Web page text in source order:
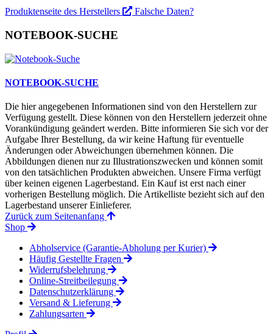
Produktenseite des Herstellers Falsche Daten?
NOTEBOOK-SUCHE
NOTEBOOK-SUCHE
Die hier angegebenen Informationen sind von den Herstellern zur
Verfügung gestellt. Diese können von den Herstellern jederzeit ohne
Vorankündigung geändert werden. Bitte informieren Sie sich vor der
Aufgabe Ihrer Bestellung, da wir keine Haftung für eventuelle
Änderungen oder Abweichungen übernehmen können. Die
Abbildungen dienen nur zu Illustrationszwecken und können somit
von den tatsächlichen Produkten abweichen. Unsere Firma verfügt
über keinen eigenen Lagerbestand. Ein Kauf ist erst nach einer
vorherigen Bestellung möglich. Die Artikelliste bezieht sich auf den
Lagerbestand unserer Einlieferer.
Zurück zum Seitenanfang
Shop
Abholservice (Garantie-Abholung per Kurier)
Häufig Gestellte Fragen
Widerrufsbelehrung
Online-Streitbeilegung
Datenschutzerklärung
Versand & Lieferung
Zahlungsarten